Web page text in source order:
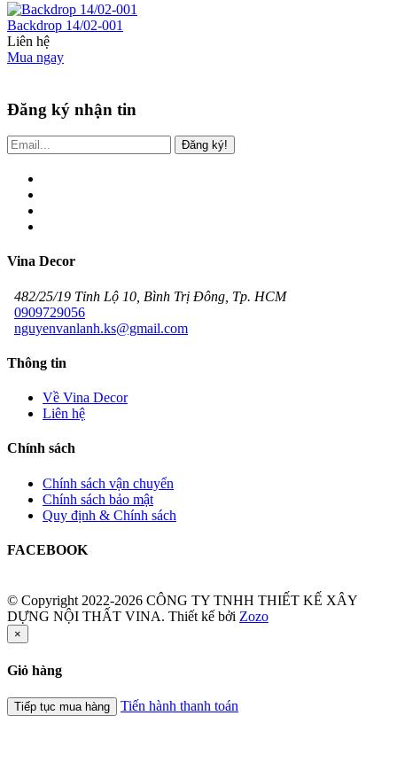
Backdrop 14/02-001
Liên hệ
Mua ngay
Đăng ký nhận tin
Đăng ký!
Vina Decor
482/25/19 Tỉnh Lộ 10, Bình Trị Đông, Tp. HCM
0909729056
nguyenvanlanh.ks@gmail.com
Thông tin
Về Vina Decor
Liên hệ
Chính sách
Chính sách vận chuyển
Chính sách bảo mật
Quy định & Chính sách
FACEBOOK
© Copyright 2022-2026 CÔNG TY TNHH THIẾT KẾ XÂY
DỰNG NỘI THẤT VINA. Thiết kế bởi Zozo
×
Giỏ hàng
Tiếp tục mua hàng Tiến hành thanh toán